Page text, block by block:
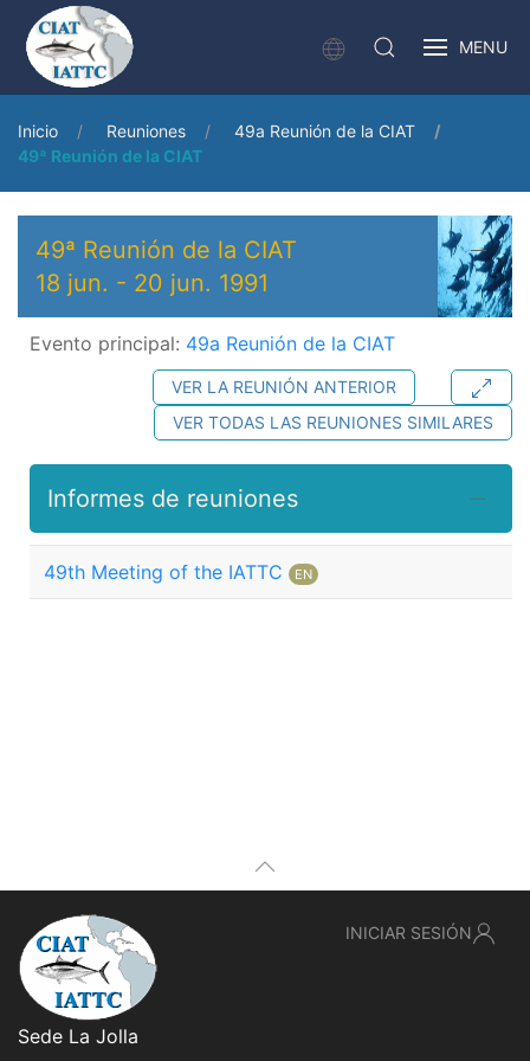
MENU
Inicio Reuniones
49a Reunión de la CIAT
49ª Reunión de la CIAT
49ª Reunión de la CIAT
18 jun. - 20 jun. 1991
Evento principal: 49a Reunión de la CIAT
VER LA REUNIÓN ANTERIOR
VER TODAS LAS REUNIONES SIMILARES
Informes de reuniones
49th Meeting of the IATTC EN
Sede La Jolla
INICIAR SESIÓN